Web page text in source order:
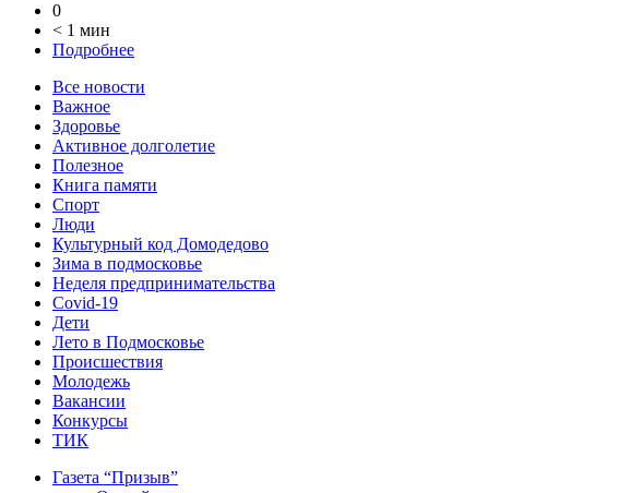
0
< 1 мин
Подробнее
Все новости
Важное
Здоровье
Активное долголетие
Полезное
Книга памяти
Спорт
Люди
Культурный код Домодедово
Зима в подмосковье
Неделя предпринимательства
Covid-19
Дети
Лето в Подмосковье
Происшествия
Молодежь
Вакансии
Конкурсы
ТИК
Газета “Призыв”